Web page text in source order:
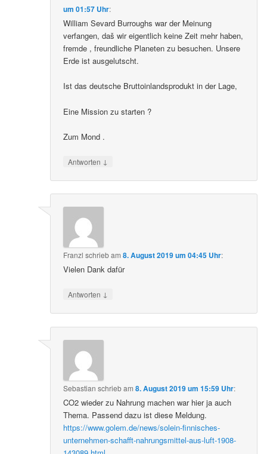
um 01:57 Uhr:
William Sevard Burroughs war der Meinung
verfangen, daš wir eigentlich keine Zeit mehr haben,
fremde , freundliche Planeten zu besuchen. Unsere
Erde ist ausgelutscht.
Ist das deutsche Bruttoinlandsprodukt in der Lage,
Eine Mission zu starten ?
Zum Mond .
Antworten ↓
Franzl schriebam8. August 2019 um 04:45 Uhr:
Vielen Dank dafür
Antworten ↓
Sebastian schriebam8. August 2019 um 15:59 Uhr:
CO2 wieder zu Nahrung machen war hier ja auch
Thema. Passend dazu ist diese Meldung.
https://www.golem.de/news/solein-finnisches-
unternehmen-schafft-nahrungsmittel-aus-luft-1908-